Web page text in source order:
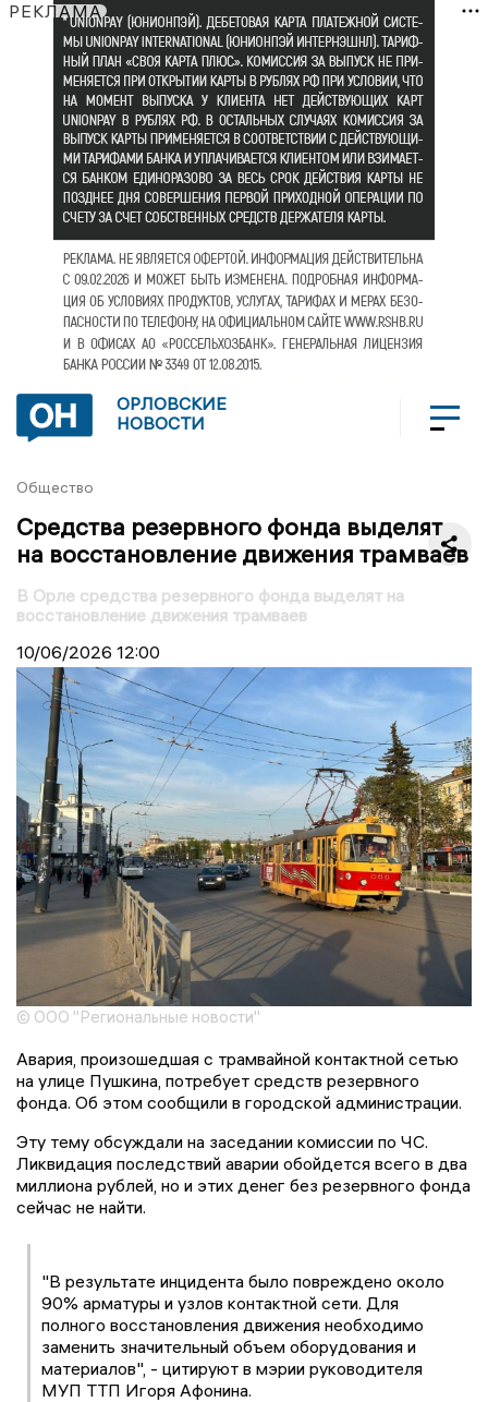
РЕКЛАМА
ОРЛОВСКИЕ
НОВОСТИ
Общество
Средства резервного фонда выделят
на восстановление движения трамваев
В Орле средства резервного фонда выделят на
восстановление движения трамваев
10/06/2026 12:00
© ООО "Региональные новости"
Авария, произошедшая с трамвайной контактной сетью
на улице Пушкина, потребует средств резервного
фонда. Об этом сообщили в городской администрации.
Эту тему обсуждали на заседании комиссии по ЧС.
Ликвидация последствий аварии обойдется всего в два
миллиона рублей, но и этих денег без резервного фонда
сейчас не найти.
"В результате инцидента было повреждено около
90% арматуры и узлов контактной сети. Для
полного восстановления движения необходимо
заменить значительный объем оборудования и
материалов", - цитируют в мэрии руководителя
МУП ТТП Игоря Афонина.